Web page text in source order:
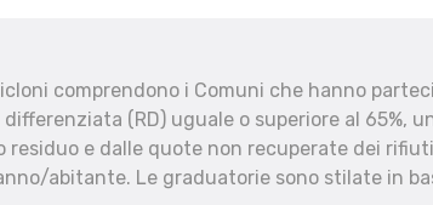
comprendono i Comuni che hanno
(RD) uguale o superiore al 65%,
residuo e dalle quote non recuperate dei
abitante. Le graduatorie sono stilate in